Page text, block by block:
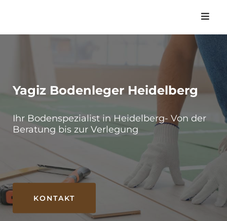
content
Yagiz Bodenleger Heidelberg
Ihr Bodenspezialist in Heidelberg- Von der
Beratung bis zur Verlegung
KONTAKT